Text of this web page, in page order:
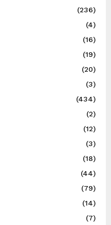
(236)
(4)
(16)
(19)
(20)
(3)
(434)
(2)
(12)
(3)
(18)
(44)
(79)
(14)
(7)